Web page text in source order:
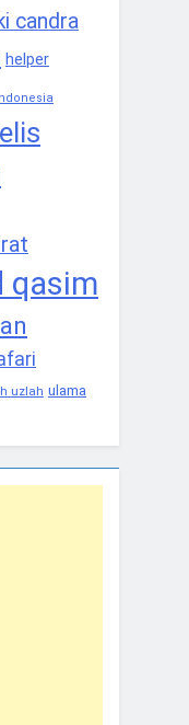
candra
helper
qasim
uzlah ulama